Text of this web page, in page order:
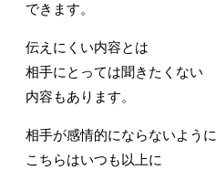
できます。
伝えにくい内容とは
相手にとっては聞きたくない
内容もあります。
相手が感情的にならないように
こちらはいつも以上に